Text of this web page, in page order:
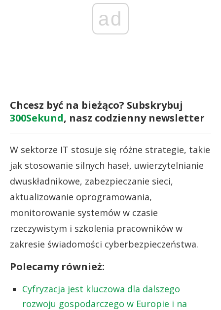
ad
Chcesz być na bieżąco? Subskrybuj
300Sekund, nasz codzienny newsletter
W sektorze IT stosuje się różne strategie, takie
jak stosowanie silnych haseł, uwierzytelnianie
dwuskładnikowe, zabezpieczanie sieci,
aktualizowanie oprogramowania,
monitorowanie systemów w czasie
rzeczywistym i szkolenia pracowników w
zakresie świadomości cyberbezpieczeństwa.
Polecamy również:
Cyfryzacja jest kluczowa dla dalszego
rozwoju gospodarczego w Europie i na